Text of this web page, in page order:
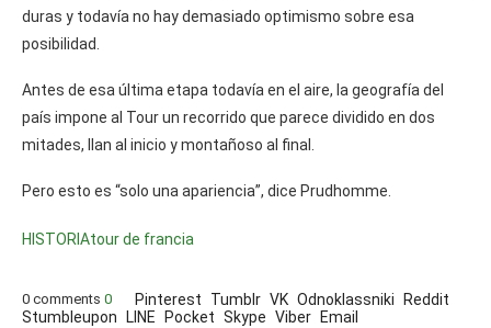
duras y todavía no hay demasiado optimismo sobre esa
posibilidad.
Antes de esa última etapa todavía en el aire, la geografía del
país impone al Tour un recorrido que parece dividido en dos
mitades, llan al inicio y montañoso al final.
Pero esto es “solo una apariencia”, dice Prudhomme.
HISTORIAtour de francia
0 comments 0 Pinterest Tumblr VK Odnoklassniki
Reddit
Stumbleupon
LINE Pocket Skype Viber Email